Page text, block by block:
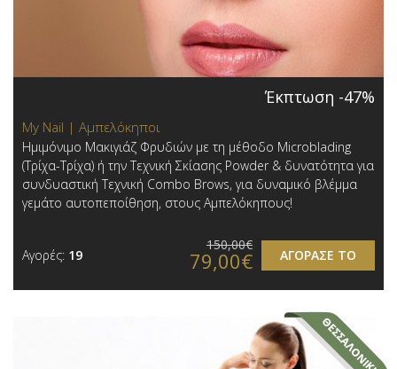
Έκπτωση -47%
My Nail | Αμπελόκηποι
Ημιμόνιμο Μακιγιάζ Φρυδιών με τη μέθοδο Microblading
(Τρίχα-Τρίχα) ή την Τεχνική Σκίασης Powder & δυνατότητα για
συνδυαστική Τεχνική Combo Brows, για δυναμικό βλέμμα
γεμάτο αυτοπεποίθηση, στους Αμπελόκηπους!
Αγορές: 19 ΑΓΟΡΑΣΕ ΤΟ
150,00€
79,00€